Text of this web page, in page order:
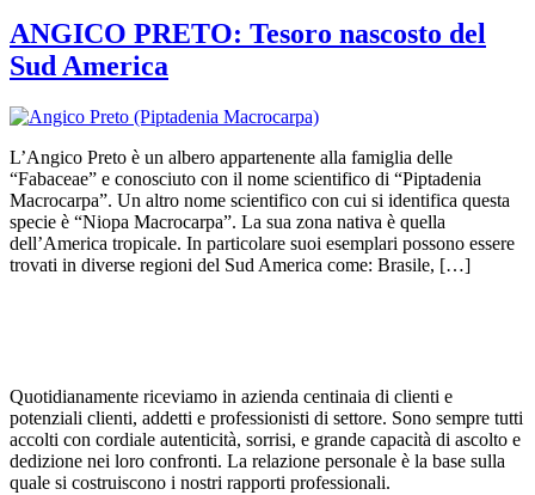
ANGICO PRETO: Tesoro nascosto del
Sud America
L’Angico Preto è un albero appartenente alla famiglia delle
“Fabaceae” e conosciuto con il nome scientifico di “Piptadenia
Macrocarpa”. Un altro nome scientifico con cui si identifica questa
specie è “Niopa Macrocarpa”. La sua zona nativa è quella
dell’America tropicale. In particolare suoi esemplari possono essere
trovati in diverse regioni del Sud America come: Brasile, […]
Quotidianamente riceviamo in azienda centinaia di clienti e
potenziali clienti, addetti e professionisti di settore. Sono sempre tutti
accolti con cordiale autenticità, sorrisi, e grande capacità di ascolto e
dedizione nei loro confronti. La relazione personale è la base sulla
quale si costruiscono i nostri rapporti professionali.